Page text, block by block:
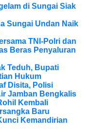
di Sungai Siak
Sungai Undan Naik
TNI-Polri dan
Beras Penyaluran
Teduh, Bupati
Hukum
Disita, Polisi
Jamban Bengkalis
Kembali
Baru
Kemandirian